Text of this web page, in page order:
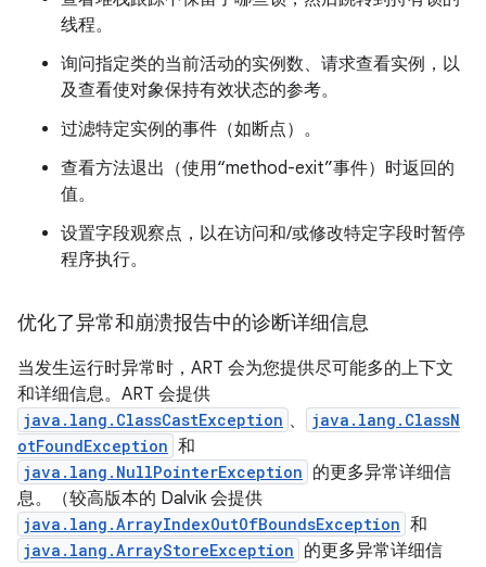
线程。
询问指定类的当前活动的实例数、请求查看实例，以
及查看使对象保持有效状态的参考。
过滤特定实例的事件（如断点）。
查看方法退出（使用“method-exit”事件）时返回的
值。
设置字段观察点，以在访问和/或修改特定字段时暂停
程序执行。
优化了异常和崩溃报告中的诊断详细信息
当发生运行时异常时，ART 会为您提供尽可能多的上下文
和详细信息。ART 会提供
java.lang.ClassCastException 、
java.lang.ClassN
otFoundException 和
java.lang.NullPointerException 的更多异常详细信
息。（较高版本的 Dalvik 会提供
java.lang.ArrayIndexOutOfBoundsException 和
java.lang.ArrayStoreException 的更多异常详细信